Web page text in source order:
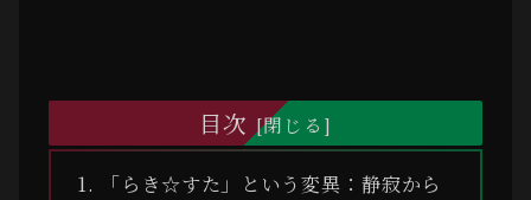
目次
「らき☆すた」という変異：静寂から